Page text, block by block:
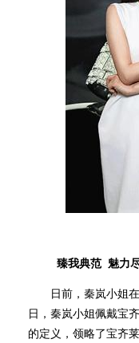
臻我典范 魅力
日前，秦岚小姐在
日，秦岚小姐佩戴宝
的定义，领略了宝齐